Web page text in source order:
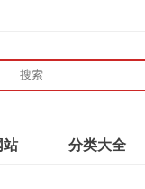
站 分类大全